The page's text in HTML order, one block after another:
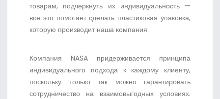
товарам, подчеркнуть их индивидуальность —
все это помогает сделать пластиковая упаковка,
которую производит наша компания.
Компания NASA придерживается принципа
индивидуального подхода к каждому клиенту,
поскольку только так можно гарантировать
сотрудничество на взаимовыгодных условиях.